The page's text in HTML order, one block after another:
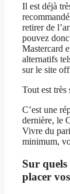
Il est déjà
retirer de
pouvez
Mastercard
alternatifs
sur le site
Tout est
C’est une
dernière, le
Vivre du
minimum,
Sur quels
placer